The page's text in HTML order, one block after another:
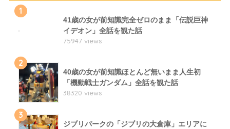
1
41歳の女が前知識完全ゼロのまま「伝説巨神
イデオン」全話を観た話
75947 views
2
40歳の女が前知識ほとんど無いまま人生初
「機動戦士ガンダム」全話を観た話
38320 views
3
ジブリパークの「ジブリの大倉庫」エリアに